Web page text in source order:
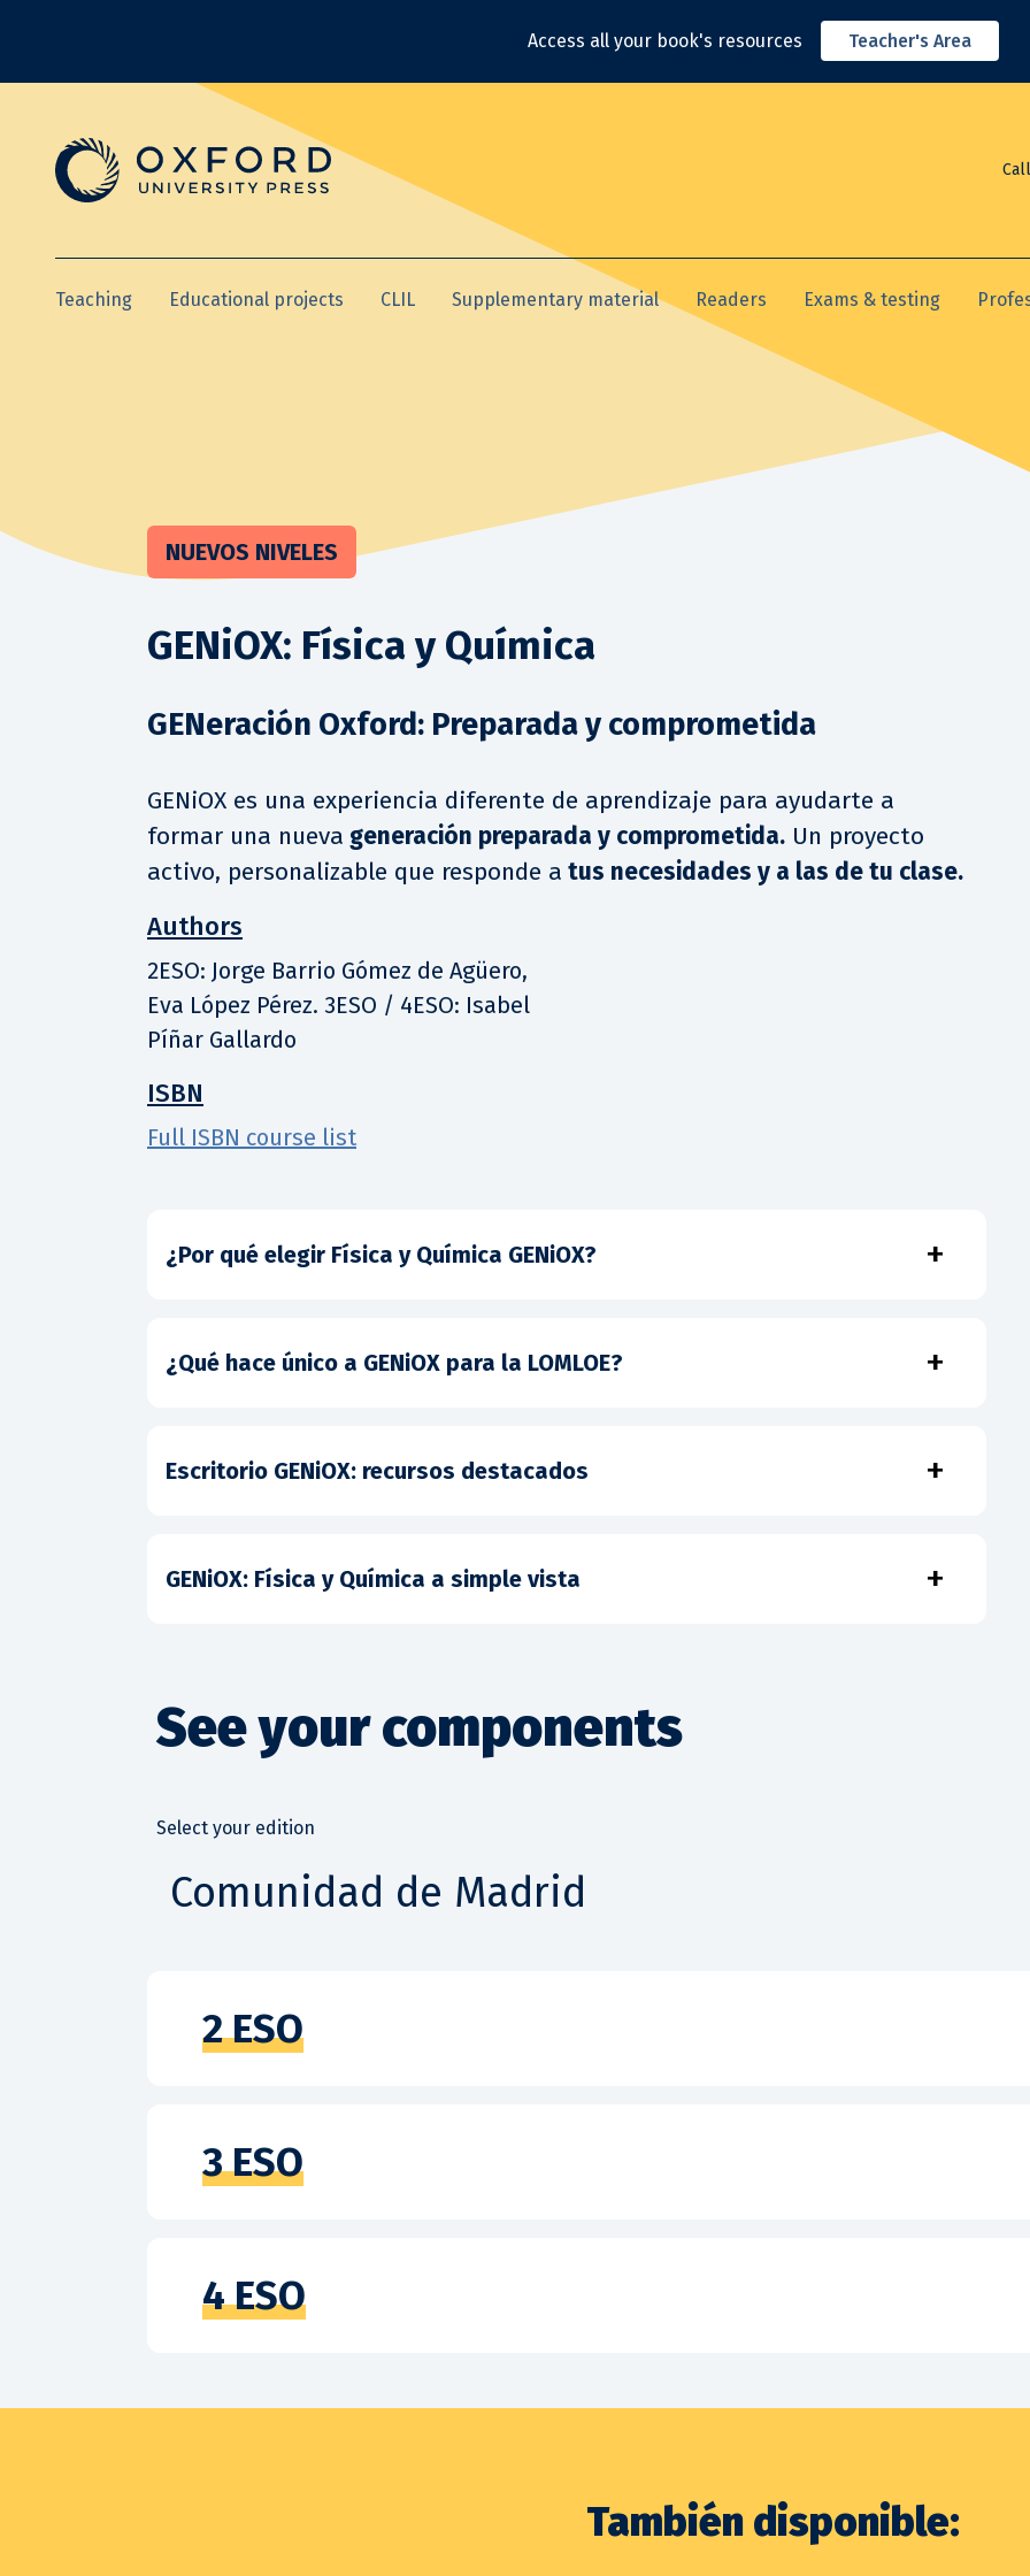
Access all your book's resources Teacher's Area
Teaching Educational projects CLIL Supplementary material Readers Exams & testing
NUEVOS NIVELES
GENiOX: Física y Química
GENeración Oxford: Preparada y comprometida
GENiOX es una experiencia diferente de aprendizaje para ayudarte a
formar una nueva generación preparada y comprometida. Un proyecto
activo, personalizable que responde a tus necesidades y a las de tu clase.
Authors
2ESO: Jorge Barrio Gómez de Agüero,
Eva López Pérez. 3ESO / 4ESO: Isabel
Píñar Gallardo
ISBN
Full ISBN course list
¿Por qué elegir Física y Química GENiOX? +
¿Qué hace único a GENiOX para la LOMLOE? +
Escritorio GENiOX: recursos destacados +
GENiOX: Física y Química a simple vista +
See your components
Comunidad de Madrid
2 ESO
3 ESO
4 ESO
También disponible: